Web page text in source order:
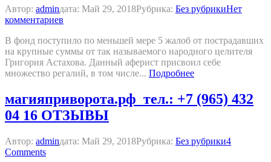
Автор: adminдата: Май 29, 2018Рубрика: Без рубрикиНет
комментариев
В фонд поступило по меньшей мере 5 жалоб от пострадавших
на крупные суммы от так называемого народного целителя
Григория Астахова. Данный аферист присвоил себе
множество регалий, в том числе... Подробнее
магияприворота.рф тел.: +7 (965) 432
04 16 ОТЗЫВЫ
Автор: adminдата: Май 29, 2018Рубрика: Без рубрики4
Comments